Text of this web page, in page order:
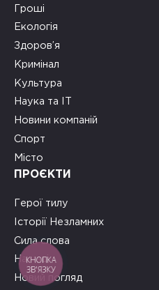
Гроші
Екологія
Здоров’я
Кримінал
Культура
Наука та ІТ
Новини компаній
Спорт
Місто
ПРОЄКТИ
Герої тилу
Історії Незламних
Сила слова
На часі
Новий погляд
КНОПКА
ЗВ'ЯЗКУ